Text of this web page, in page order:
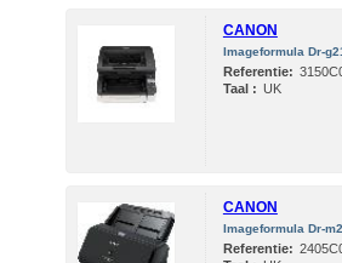
CANON
Imageformula Dr-
Referentie:
Taal : UK
CANON
Imageformula Dr-
Referentie: